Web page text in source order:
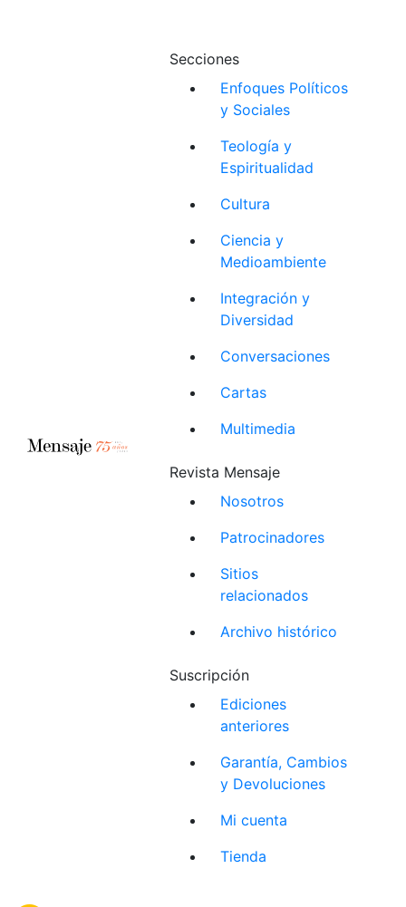
Secciones
Enfoques Políticos
y Sociales
Teología y
Espiritualidad
Cultura
Ciencia y
Medioambiente
Integración y
Diversidad
Conversaciones
Cartas
Multimedia
Revista Mensaje
Nosotros
Patrocinadores
Sitios
relacionados
Archivo histórico
Suscripción
Ediciones
anteriores
Garantía, Cambios
y Devoluciones
Mi cuenta
Tienda